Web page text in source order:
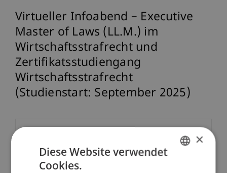
Virtueller Infoabend – Executive
Master of Laws (LL.M.) im
Wirtschaftsstrafrecht und
Zertifikatsstudiengang
Wirtschaftsstrafrecht
(Studienstart: September 2025)
×
Diese Website verwendet
Cookies.